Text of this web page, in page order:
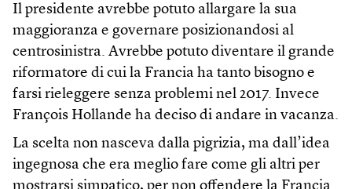
Il presidente avrebbe potuto allargare la sua
maggioranza e governare posizionandosi al
centrosinistra. Avrebbe potuto diventare il grande
riformatore di cui la Francia ha tanto bisogno e
farsi rieleggere senza problemi nel 2017. Invece
François Hollande ha deciso di andare in vacanza.
La scelta non nasceva dalla pigrizia, ma dall’idea
ingegnosa che era meglio fare come gli altri per